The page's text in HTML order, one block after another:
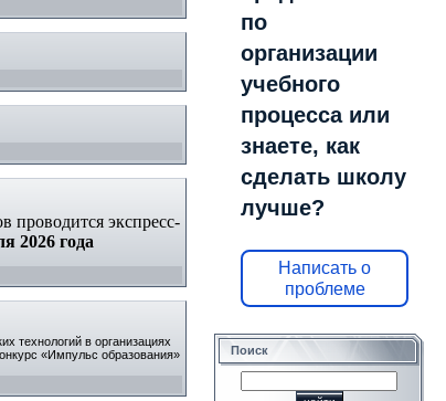
проводится экспресс-
2026 года
технологий в организациях
«Импульс образования»
по
организации
учебного
процесса или
знаете, как
сделать школу
лучше?
Написать о
проблеме
Поиск